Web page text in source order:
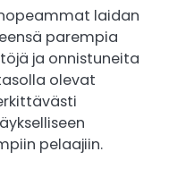
laidan
parempia
ja onnistuneita
olevat
pelaajiin.